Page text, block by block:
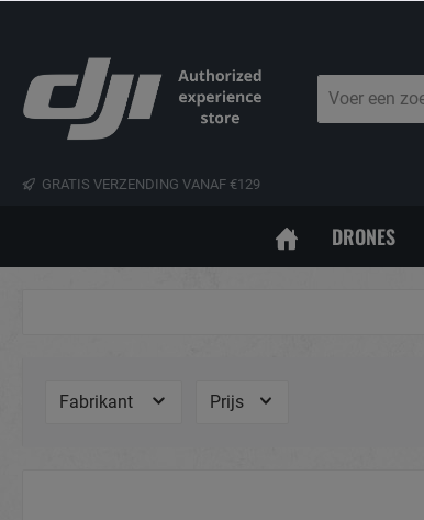
GRATIS VERZENDING VANAF €129
DRONES
Fabrikant Prijs